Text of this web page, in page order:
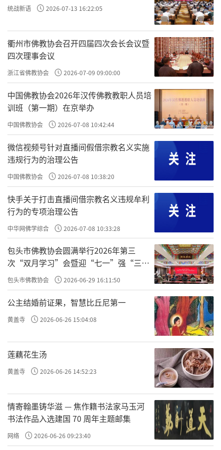
统战新语 2026-07-13 16:22:05
衢州市佛教协会召开四届四次会长会议暨
四次理事会议
浙江省佛教协会 2026-07-09 09:00:00
中国佛教协会2026年汉传佛教教职人员培
训班（第一期）在京举办
中国佛教协会 2026-07-08 10:42:44
微信视频号针对直播间假借宗教名义实施
违规行为的治理公告
中国佛教协会 2026-07-08 10:38:20
快手关于打击直播间借宗教名义违规牟利
行为的专项治理公告
中华网佛学综合 2026-07-08 10:33:28
包头市佛教协会圆满举行2026年第三
次“双月学习”会暨迎“七一”强“三
爱”主题书画笔会
包头市佛教协会 2026-06-29 16:11:50
公主结婚前证果，智慧比丘尼第一
黄盖寺 2026-06-26 15:04:08
莲藕花生汤
黄盖寺 2026-06-26 14:52:23
情寄翰墨铸华滋 — 焦作籍书法家马玉河
书法作品入选建国 70 周年主题邮集
网络 2026-06-26 09:23:40